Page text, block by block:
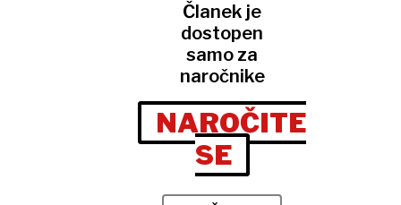
Članek je
dostopen
samo za
naročnike
NAROČITE
SE